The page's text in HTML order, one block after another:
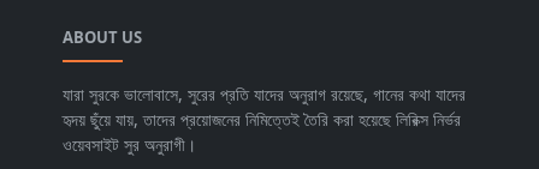
ABOUT US
যারা সুরকে ভালোবাসে, সুরের প্রতি যাদের অনুরাগ রয়েছে, গানের কথা যাদের
হৃদয় ছুঁয়ে যায়, তাদের প্রয়োজনের নিমিত্তেই তৈরি করা হয়েছে লিরিক্স নির্ভর
ওয়েবসাইট সুর অনুরাগী।